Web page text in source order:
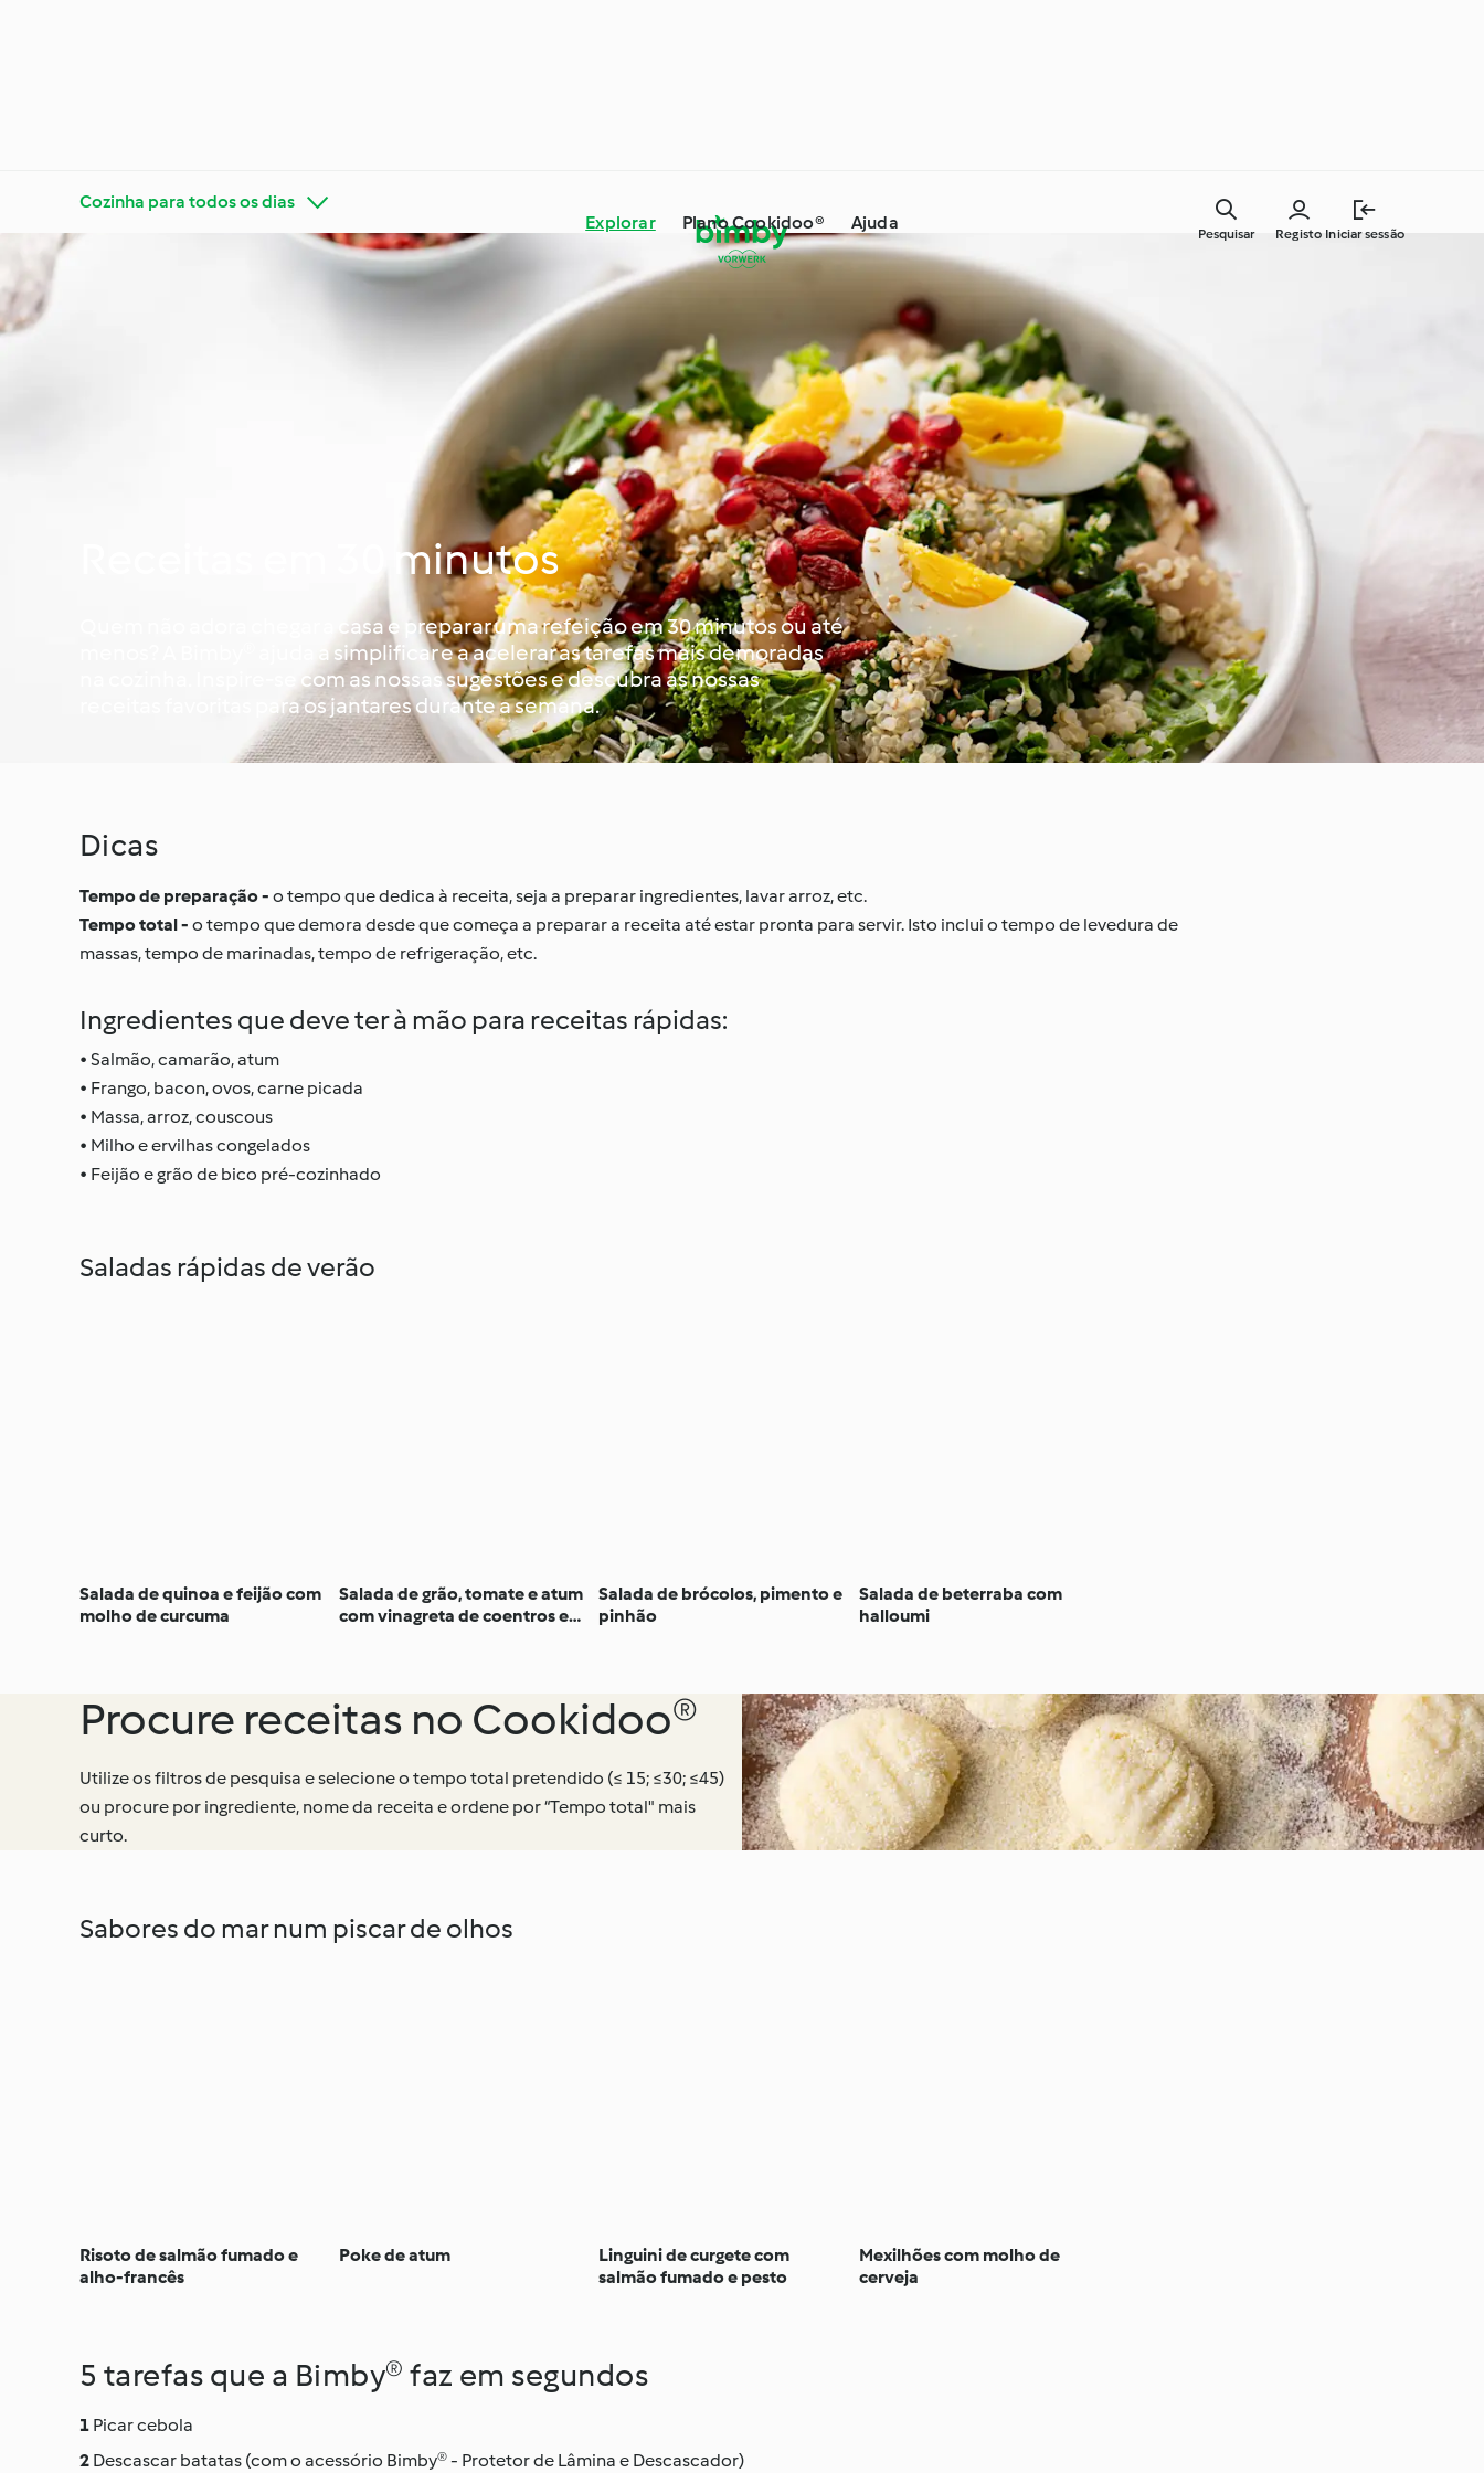
Explorar Plano Cookidoo® Ajuda
Registo Iniciar sessão
Pesquisar
Cozinha para todos os dias
Bimby® Dicas e Truques Cozinha para todos os dias
Ocasiões especiais e
estações
À volta do mundo com o
Cookidoo®
Aprenda com o Cookidoo®
Receitas em 30 minutos
Quem não adora chegar a casa e preparar uma refeição em 30 minutos ou até
menos? A Bimby® ajuda a simplificar e a acelerar as tarefas mais demoradas
na cozinha. Inspire-se com as nossas sugestões e descubra as nossas
receitas favoritas para os jantares durante a semana.
Dicas
Tempo de preparação - o tempo que dedica à receita, seja a preparar ingredientes, lavar arroz, etc.
Tempo total - o tempo que demora desde que começa a preparar a receita até estar pronta para servir. Isto inclui o tempo de levedura de
massas, tempo de marinadas, tempo de refrigeração, etc.
Ingredientes que deve ter à mão para receitas rápidas:
• Salmão, camarão, atum
• Frango, bacon, ovos, carne picada
• Massa, arroz, couscous
• Milho e ervilhas congelados
• Feijão e grão de bico pré-cozinhado
Saladas rápidas de verão
Salada de quinoa e feijão com
molho de curcuma
Salada de grão, tomate e atum
com vinagreta de coentros e
Salada de brócolos, pimento e
pinhão
Salada de beterraba com
halloumi
Procure receitas no Cookidoo®
Utilize os filtros de pesquisa e selecione o tempo total pretendido (≤ 15; ≤30; ≤45)
ou procure por ingrediente, nome da receita e ordene por “Tempo total" mais
curto.
Sabores do mar num piscar de olhos
Risoto de salmão fumado e
alho-francês
Poke de atum
Linguini de curgete com
salmão fumado e pesto
Mexilhões com molho de
cerveja
5 tarefas que a Bimby® faz em segundos
Picar cebola
Descascar batatas (com o acessório Bimby® - Protetor de Lâmina e Descascador)